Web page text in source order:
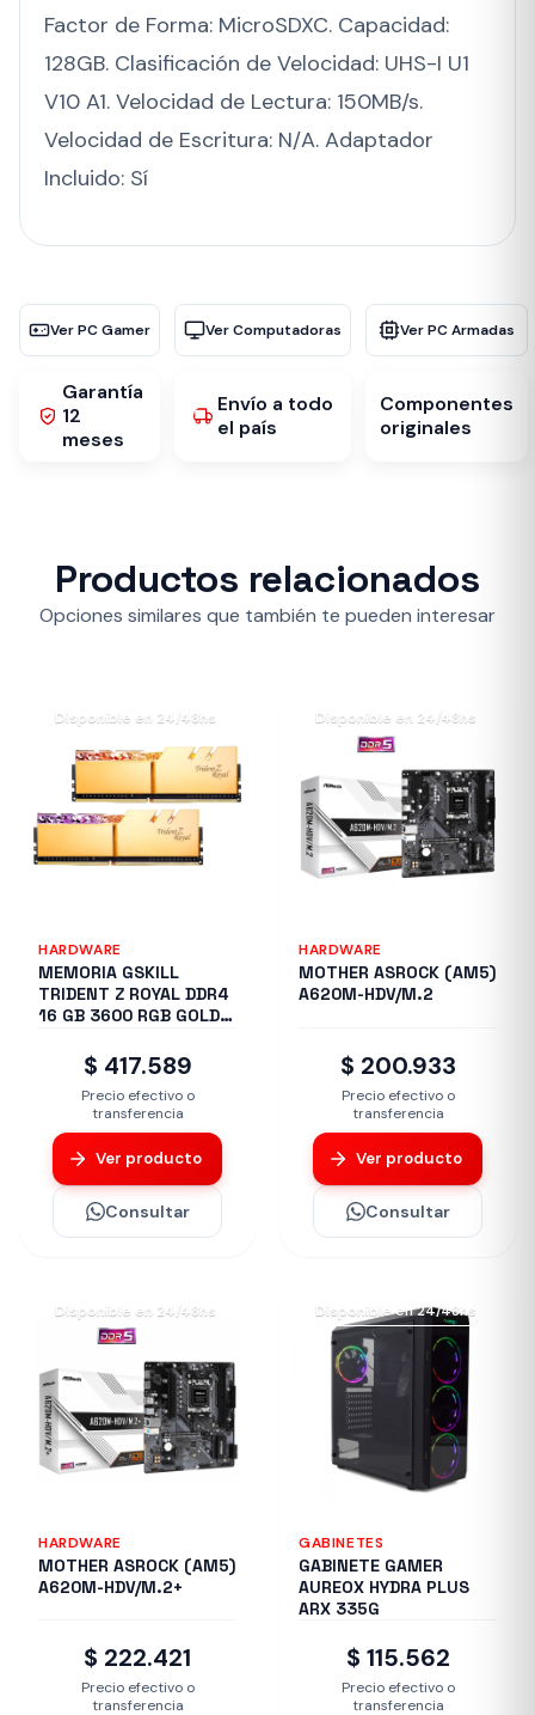
Factor de Forma: MicroSDXC. Capacidad:
128GB. Clasificación de Velocidad: UHS-I U1
V10 A1. Velocidad de Lectura: 150MB/s.
Velocidad de Escritura: N/A. Adaptador
Incluido: Sí
Ver PC Gamer Ver Computadoras Ver PC Armadas
Garantía
12
meses
Envío a todo
el país
Componentes
originales
Productos relacionados
Opciones similares que también te pueden interesar
Disponible en 24/48hs
HARDWARE
MEMORIA GSKILL
TRIDENT Z ROYAL DDR4
16 GB 3600 RGB GOLD
$ 417.589
Precio efectivo o
transferencia
Ver producto
Consultar
Disponible en 24/48hs
HARDWARE
MOTHER ASROCK (AM5)
A620M-HDV/M.2
$ 200.933
Precio efectivo o
transferencia
Ver producto
Consultar
Disponible en 24/48hs
HARDWARE
MOTHER ASROCK (AM5)
A620M-HDV/M.2+
$ 222.421
Precio efectivo o
transferencia
Disponible en 24/48hs
GABINETES
GABINETE GAMER
AUREOX HYDRA PLUS
ARX 335G
$ 115.562
Precio efectivo o
transferencia